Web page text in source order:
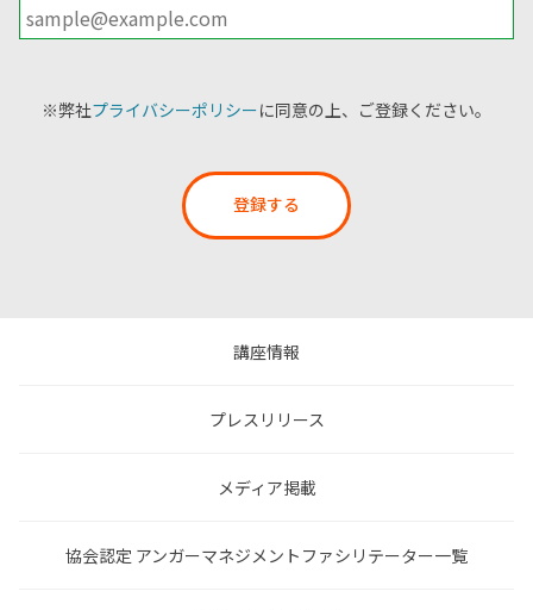
※弊社プライバシーポリシーに同意の上、ご登録ください。
登録する
講座情報
プレスリリース
メディア掲載
協会認定 アンガーマネジメントファシリテーター一覧